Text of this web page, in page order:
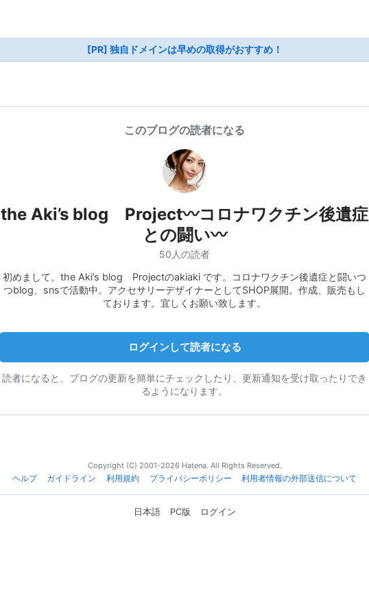
[PR] 独自ドメインは早めの取得がおすすめ！
このブログの読者になる
the Aki’s blog Project〰️コロナワクチン後遺症
との闘い〰️
50人の読者
初めまして。the Aki’s blog Projectのakiaki です。コロナワクチン後遺症と闘いつ
つblog、snsで活動中。アクセサリーデザイナーとしてSHOP展開。作成、販売もし
ております。宜しくお願い致します。
ログインして読者になる
読者になると、ブログの更新を簡単にチェックしたり、更新通知を受け取ったりでき
るようになります。
Copyright (C) 2001-2026 Hatena. All Rights Reserved.
ヘルプ
ガイドライン 利用規約 プライバシーポリシー 利用者情報の外部送信について
日本語 PC版 ログイン